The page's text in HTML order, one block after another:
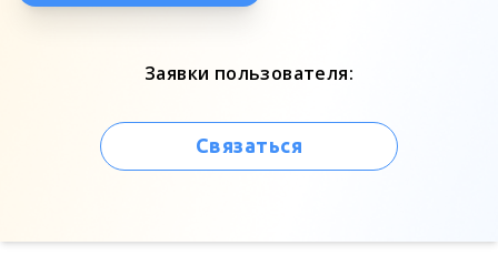
Заявки пользователя:
Связаться